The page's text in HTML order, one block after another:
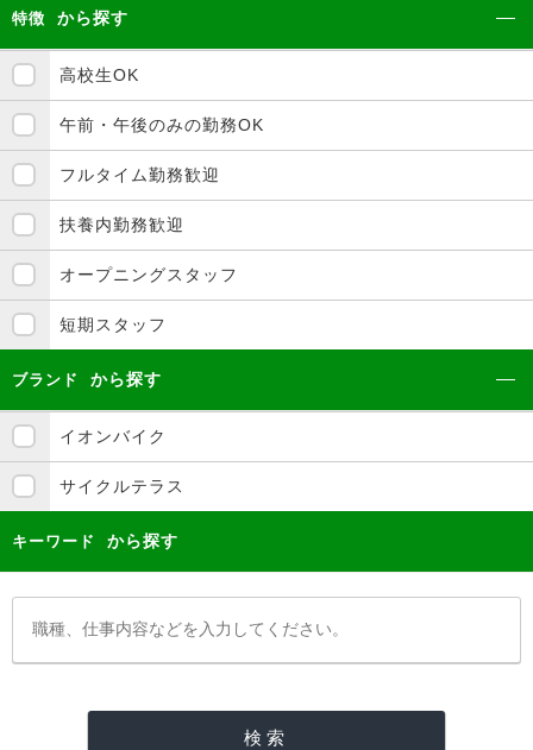
特徴 から探す
高校生OK
午前・午後のみの勤務OK
フルタイム勤務歓迎
扶養内勤務歓迎
オープニングスタッフ
短期スタッフ
ブランド から探す
イオンバイク
サイクルテラス
キーワード から探す